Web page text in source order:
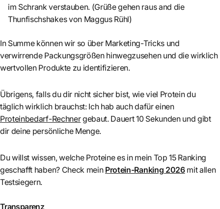
im Schrank verstauben. (Grüße gehen raus and die
Thunfischshakes von Maggus Rühl)
In Summe können wir so über Marketing-Tricks und
verwirrende Packungsgrößen hinwegzusehen und die wirklich
wertvollen Produkte zu identifizieren.
Übrigens, falls du dir nicht sicher bist, wie viel Protein du
täglich wirklich brauchst: Ich hab auch dafür einen
Proteinbedarf-Rechnergebaut. Dauert 10 Sekunden und gibt
dir deine persönliche Menge.
Du willst wissen, welche Proteine es in mein Top 15 Ranking
geschafft haben? Check mein Protein-Ranking 2026mit allen
Testsiegern.
Transparenz